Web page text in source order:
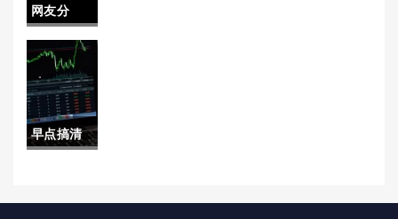
个人投资
者和小型
机构参
与）
网友分
享！国内
期货螺纹
喊单直播
(把握市场
早点搞清
期货保值